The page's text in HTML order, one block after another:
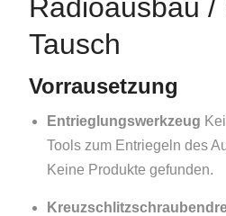
Radioausbau /
Tausch
Vorrausetzung
Entrieglungswerkzeug
Tools zum Entriegeln des
Keine Produkte gefunden.